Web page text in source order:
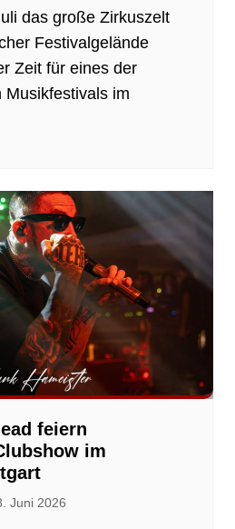
das große Zirkuszelt
Festivalgelände
Zeit für eines der
Musikfestivals im
feiern
im
Juni 2026